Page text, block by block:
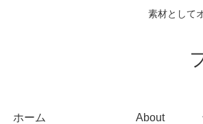
素材として
ホーム About